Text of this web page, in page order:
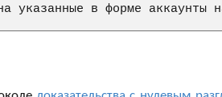
указанные в форме аккаунты